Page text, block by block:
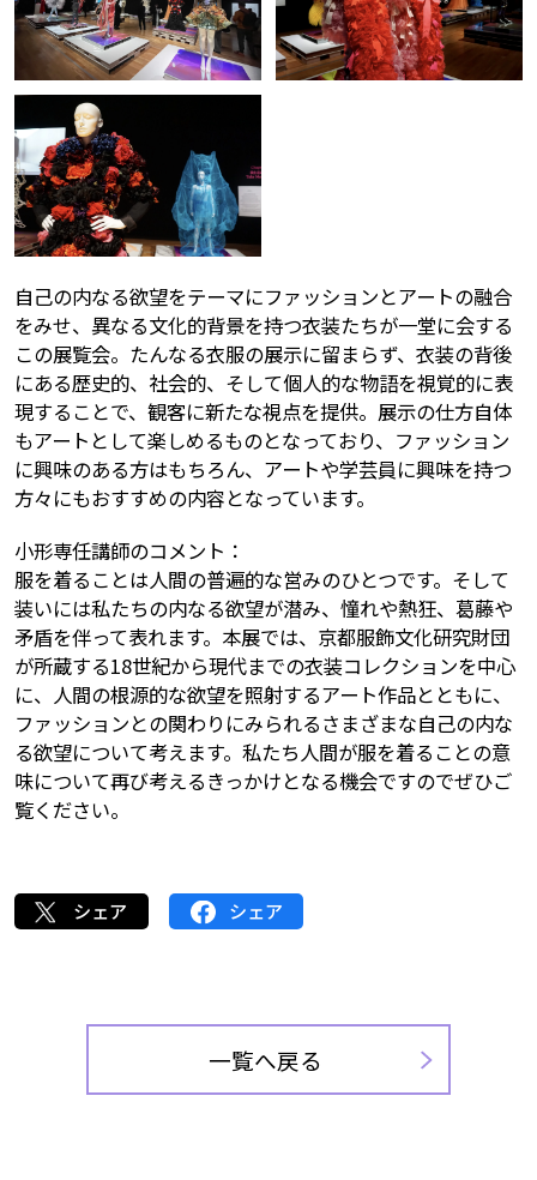
自己の内なる欲望をテーマにファッションとアートの融合
をみせ、異なる文化的背景を持つ衣装たちが一堂に会する
この展覧会。たんなる衣服の展示に留まらず、衣装の背後
にある歴史的、社会的、そして個人的な物語を視覚的に表
現することで、観客に新たな視点を提供。展示の仕方自体
もアートとして楽しめるものとなっており、ファッション
に興味のある方はもちろん、アートや学芸員に興味を持つ
方々にもおすすめの内容となっています。
小形専任講師のコメント：
服を着ることは人間の普遍的な営みのひとつです。そして
装いには私たちの内なる欲望が潜み、憧れや熱狂、葛藤や
矛盾を伴って表れます。本展では、京都服飾文化研究財団
が所蔵する18世紀から現代までの衣装コレクションを中心
に、人間の根源的な欲望を照射するアート作品とともに、
ファッションとの関わりにみられるさまざまな自己の内な
る欲望について考えます。私たち人間が服を着ることの意
味について再び考えるきっかけとなる機会ですのでぜひご
覧ください。
シェア シェア
一覧へ戻る